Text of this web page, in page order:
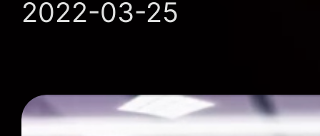
2022-03-25